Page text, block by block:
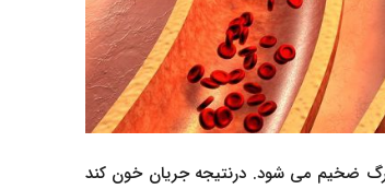
رگ ضخیم می شود. درنتیجه جریان خون کند